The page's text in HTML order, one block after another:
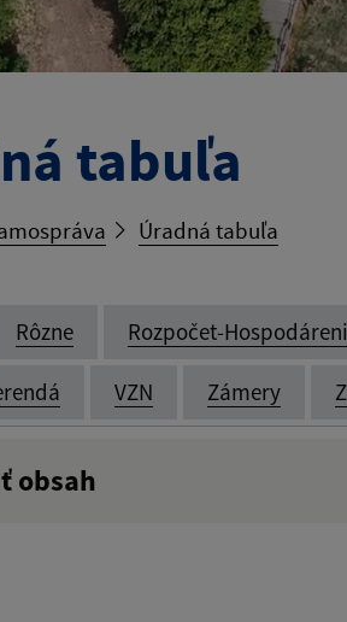
tabuľa
Úradná tabuľa
Rôzne Rozpočet-
VZN Zámery
obsah